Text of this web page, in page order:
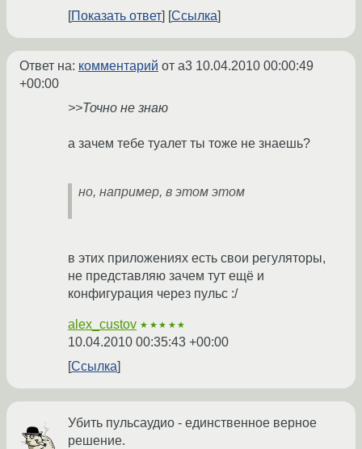
Показать ответ Ссылка
Ответ на: комментарий от a3 10.04.2010 00:00:49
+00:00
>>Точно не знаю
а зачем тебе туалет ты тоже не знаешь?
но, например, в этом этом
в этих приложениях есть свои регуляторы,
не представляю зачем тут ещё и
конфигурация через пульс :/
alex_custov ★★★★★
10.04.2010 00:35:43 +00:00
Ссылка
Убить пульсаудио - единственное верное
решение.